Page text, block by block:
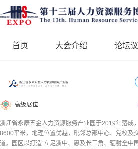
首页 大会介绍 论坛
高级展位
浙江省永康五金人力资源服务产业园于2019年落成
8600平米，地理位置优越，毗邻总部中心、党校及
道。园区以打造“立足浙中、惠及长三角、辐射全中